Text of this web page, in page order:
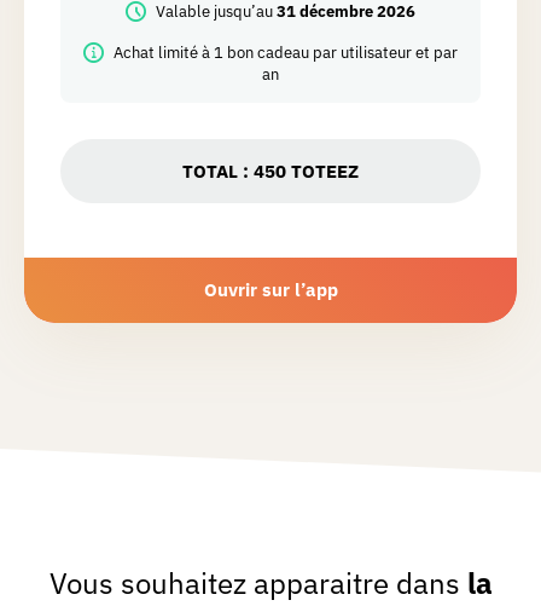
Valable jusqu’au31 décembre 2026
Achat limité à 1 bon cadeau par utilisateur et par
an
TOTAL : 450 TOTEEZ
Ouvrir sur l’app
Vous souhaitez apparaitre dans la